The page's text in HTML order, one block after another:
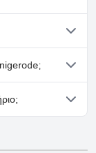
Chill